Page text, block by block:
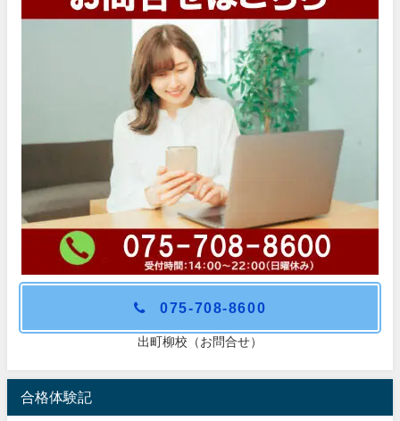
075-708-8600
出町柳校（お問合せ）
合格体験記